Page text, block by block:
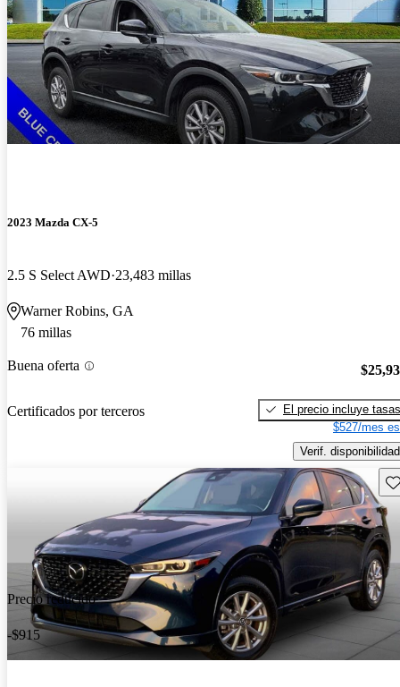
2023 Mazda CX-5
2.5 S Select AWD 23,483 millas
Warner Robins, GA
76 millas
Buena oferta
Certificados por terceros
El precio incluye tasas
$527/mes
Verif. disponibilidad
Precio reducido
-$915